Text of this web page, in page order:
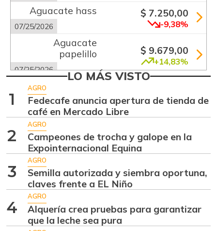
Aguacate hass
07/25/2026
$ 7.250,00
-9,38%
Aguacate
papelillo
07/25/2026
$ 9.679,00
+14,83%
07/25/2026 -4,00%
Ahuyamín
07/25/2026
$ 1.005,00
+10,20%
Ajo
07/25/2026
$ 6.000,00
Apio
07/25/2026
Arracacha
amarilla
LO MÁS VISTO
1
AGRO
Fedecafe anuncia apertura de tienda de
café en Mercado Libre
2
AGRO
Campeones de trocha y galope en la
Expointernacional Equina
3
AGRO
Semilla autorizada y siembra oportuna,
claves frente a EL Niño
4
AGRO
Alquería crea pruebas para garantizar
que la leche sea pura